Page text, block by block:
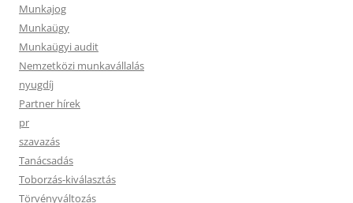
Munkajog
Munkaügy
Munkaügyi audit
Nemzetközi munkavállalás
nyugdíj
Partner hírek
pr
szavazás
Tanácsadás
Toborzás-kiválasztás
Törvényváltozás